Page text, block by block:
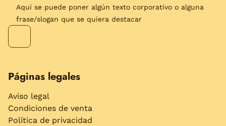
Aquí se puede poner algún texto corporativo o alguna
frase/slogan que se quiera destacar
Páginas legales
Aviso legal
Condiciones de venta
Política de privacidad